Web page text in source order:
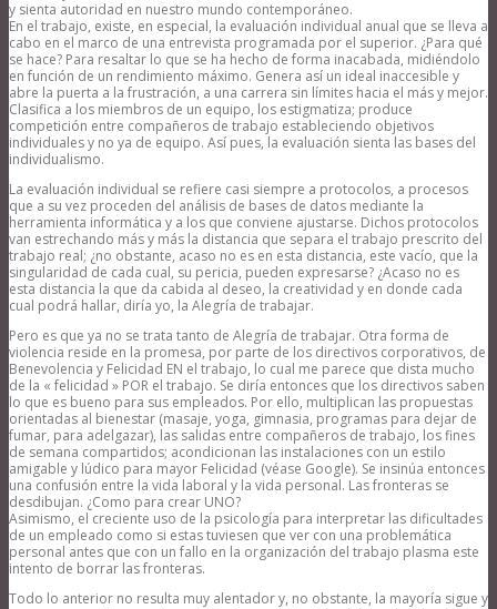
y sienta autoridad en nuestro mundo contemporáneo.
En el trabajo, existe, en especial, la evaluación individual anual que se lleva a
cabo en el marco de una entrevista programada por el superior. ¿Para qué
se hace? Para resaltar lo que se ha hecho de forma inacabada, midiéndolo
en función de un rendimiento máximo. Genera así un ideal inaccesible y
abre la puerta a la frustración, a una carrera sin límites hacia el más y mejor.
Clasifica a los miembros de un equipo, los estigmatiza; produce
competición entre compañeros de trabajo estableciendo objetivos
individuales y no ya de equipo. Así pues, la evaluación sienta las bases del
individualismo.
La evaluación individual se refiere casi siempre a protocolos, a procesos
que a su vez proceden del análisis de bases de datos mediante la
herramienta informática y a los que conviene ajustarse. Dichos protocolos
van estrechando más y más la distancia que separa el trabajo prescrito del
trabajo real; ¿no obstante, acaso no es en esta distancia, este vacío, que la
singularidad de cada cual, su pericia, pueden expresarse? ¿Acaso no es
esta distancia la que da cabida al deseo, la creatividad y en donde cada
cual podrá hallar, diría yo, la Alegría de trabajar.
Pero es que ya no se trata tanto de Alegría de trabajar. Otra forma de
violencia reside en la promesa, por parte de los directivos corporativos, de
Benevolencia y Felicidad EN el trabajo, lo cual me parece que dista mucho
de la « felicidad » POR el trabajo. Se diría entonces que los directivos saben
lo que es bueno para sus empleados. Por ello, multiplican las propuestas
orientadas al bienestar (masaje, yoga, gimnasia, programas para dejar de
fumar, para adelgazar), las salidas entre compañeros de trabajo, los fines
de semana compartidos; acondicionan las instalaciones con un estilo
amigable y lúdico para mayor Felicidad (véase Google). Se insinúa entonces
una confusión entre la vida laboral y la vida personal. Las fronteras se
desdibujan. ¿Como para crear UNO?
Asimismo, el creciente uso de la psicología para interpretar las dificultades
de un empleado como si estas tuviesen que ver con una problemática
personal antes que con un fallo en la organización del trabajo plasma este
intento de borrar las fronteras.
Todo lo anterior no resulta muy alentador y, no obstante, la mayoría sigue y